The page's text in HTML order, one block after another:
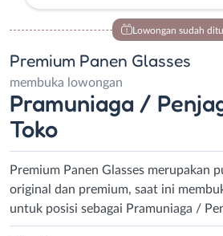
Lowongan sudah
Premium Panen Glasses
membuka lowongan
Pramuniaga /
Toko
Premium Panen Glasses merupakan
original dan premium, saat ini
untuk posisi sebagai Pramuniaga /